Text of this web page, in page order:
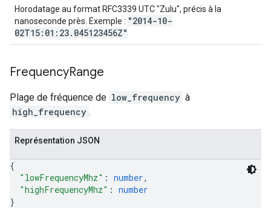
Horodatage au format RFC3339 UTC "Zulu", précis à la
nanoseconde près. Exemple : "2014-10-
02T15:01:23.045123456Z"
FrequencyRange
Plage de fréquence de low_frequency à
high_frequency .
Représentation JSON
{
"lowFrequencyMhz" : number,
"highFrequencyMhz" : number
}